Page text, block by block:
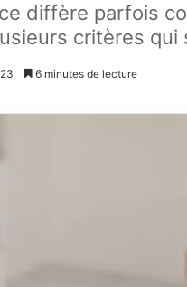
diffère parfois
critères qui
6 minutes de lecture